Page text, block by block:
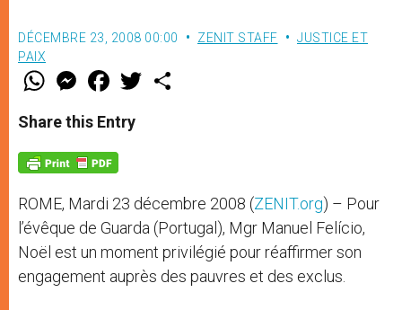
DÉCEMBRE 23, 2008 00:00 ZENIT STAFF
JUSTICE ET
PAIX
W
t
s
p
p
M
e
s
e
g
e
F
a
e
b
o
k
w
Share this Entry
ROME, Mardi 23 décembre 2008 (ZENIT.org) – Pour
l’évêque de Guarda (Portugal), Mgr Manuel Felício,
Noël est un moment privilégié pour réaffirmer son
engagement auprès des pauvres et des exclus.